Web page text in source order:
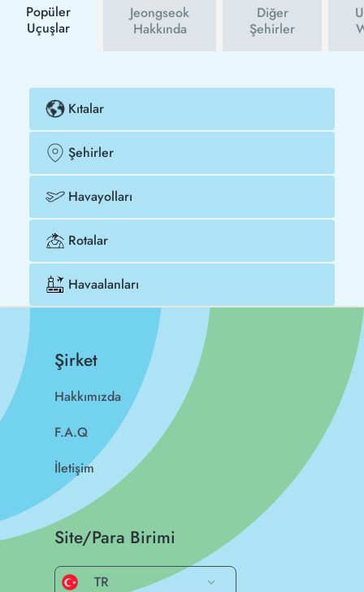
Popüler
Uçuşlar
Jeongseok
Hakkında
Diğer
Şehirler
Kıtalar
Şehirler
Havayolları
Rotalar
Havaalanları
Şirket
Hakkımızda
F.A.Q
İletişim
Site/Para Birimi
TR